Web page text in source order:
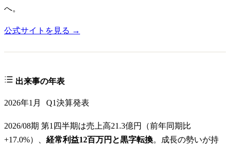
へ。
公式サイトを見る →
出来事の年表
2026年1月 Q1決算発表
2026/08期 第1四半期は売上高21.3億円（前年同期比
+17.0%）、 経常利益12百万円と黒字転換。成長の勢いが持